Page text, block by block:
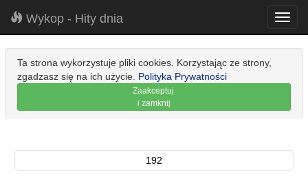
Wykop - Hity dnia
Ta strona wykorzystuje pliki cookies. Korzystając ze strony,
zgadzasz się na ich użycie. Polityka Prywatności
Zaakceptuj
i zamknij
192